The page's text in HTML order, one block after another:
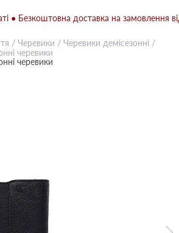
доставка на замовлення від
/ Черевики / Черевики демісезонні /
черевики
черевики